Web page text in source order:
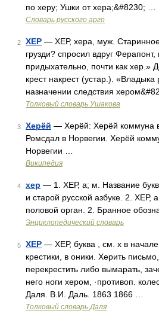
по херу; Ушки от хера;&#8230; …
Словарь русского арго
2 ХЕР — ХЕР, хера, муж.
грузди? спросил вдруг Ферапонт,
придыхательно, почти как хер.»
крест накрест (устар.).
назначении следствия
Толковый словарь Ушакова
3 Херёй — Херёй: Херёй коммуна
Ромсдал в Норвегии. Херёй
Норвегии …
Википедия
4 хер — 1. ХЕР, а; м. Название
и старой русской азбуке. 2. ХЕР,
половой орган. 2. Бранное
Энциклопедический словарь
5 ХЕР — ХЕР, буква , см. х в
крестики, в оники. Херить
перекрестить либо вымарать,
него ноги хером, ·противоп.
Даля. В.И. Даль. 1863 1866 …
Толковый словарь Даля